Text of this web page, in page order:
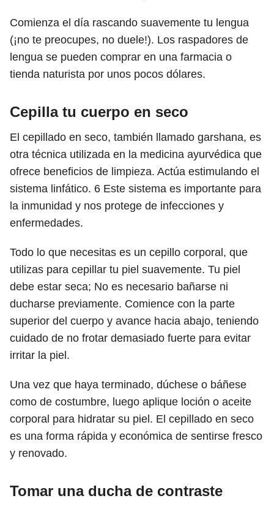
Comienza el día rascando suavemente tu lengua
(¡no te preocupes, no duele!). Los raspadores de
lengua se pueden comprar en una farmacia o
tienda naturista por unos pocos dólares.
Cepilla tu cuerpo en seco
El cepillado en seco, también llamado garshana, es
otra técnica utilizada en la medicina ayurvédica que
ofrece beneficios de limpieza. Actúa estimulando el
sistema linfático. 6 Este sistema es importante para
la inmunidad y nos protege de infecciones y
enfermedades.
Todo lo que necesitas es un cepillo corporal, que
utilizas para cepillar tu piel suavemente. Tu piel
debe estar seca; No es necesario bañarse ni
ducharse previamente. Comience con la parte
superior del cuerpo y avance hacia abajo, teniendo
cuidado de no frotar demasiado fuerte para evitar
irritar la piel.
Una vez que haya terminado, dúchese o báñese
como de costumbre, luego aplique loción o aceite
corporal para hidratar su piel. El cepillado en seco
es una forma rápida y económica de sentirse fresco
y renovado.
Tomar una ducha de contraste